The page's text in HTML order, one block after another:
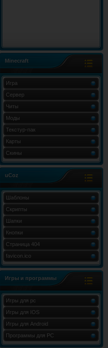
Minecraft
Игра
Сервер
Читы
Моды
Текстур-пак
Карты
Скины
uCoz
Шаблоны
Скрипты
Шапки
Кнопки
Страница 404
favicon.ico
Игры и программы
Игры для pc
Игры для IOS
Игры для Android
Программы для PC